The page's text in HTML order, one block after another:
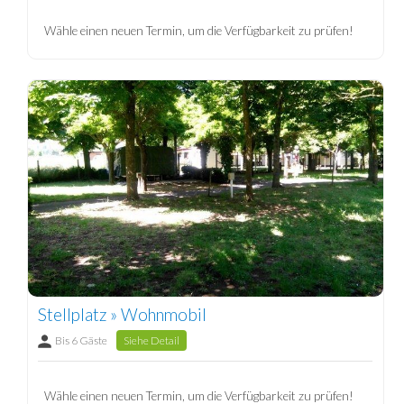
Wähle einen neuen Termin, um die Verfügbarkeit zu prüfen!
Stellplatz » Wohnmobil
Bis 6 Gäste Siehe Detail
Wähle einen neuen Termin, um die Verfügbarkeit zu prüfen!